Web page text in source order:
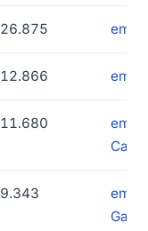
26.875
12.866
11.680
9.343